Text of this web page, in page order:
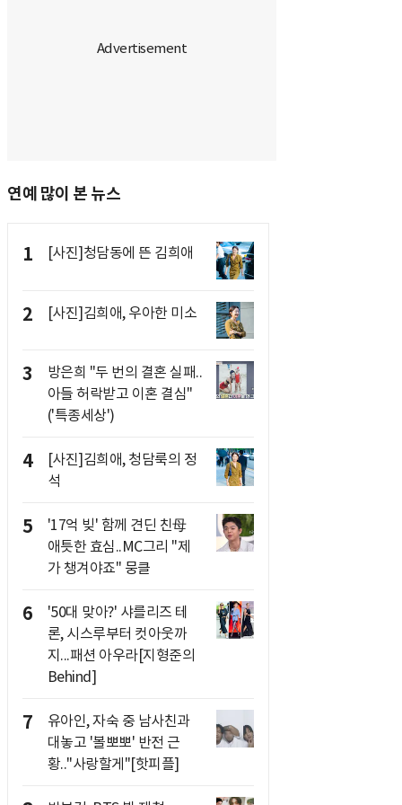
연예 많이 본 뉴스
1 [사진]청담동에 뜬 김희애
2 [사진]김희애, 우아한 미소
3
방은희 "두 번의 결혼 실패..
아들 허락받고 이혼 결심"
('특종세상')
4
[사진]김희애, 청담룩의 정
석
5
'17억 빚' 함께 견딘 친母
애틋한 효심..MC그리 "제
가 챙겨야죠" 뭉클
6
'50대 맞아?' 샤를리즈 테
론, 시스루부터 컷아웃까
지...패션 아우라[지형준의
Behind]
7
유아인, 자숙 중 남사친과
대놓고 '볼뽀뽀' 반전 근
황.."사랑할게"[핫피플]